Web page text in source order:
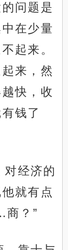
问题是
在少量
起来。
来，然
快，收
钱了
经济的
就有点
？”